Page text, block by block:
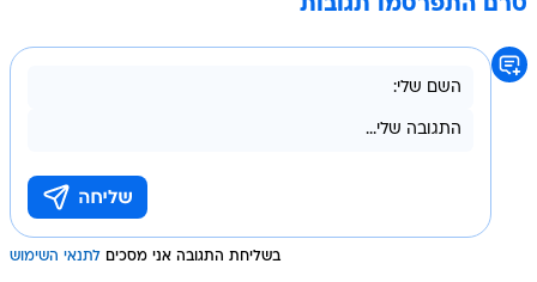
טרם התפרסמו תגובות
בשליחת התגובה אני מסכים לתנאי השימוש